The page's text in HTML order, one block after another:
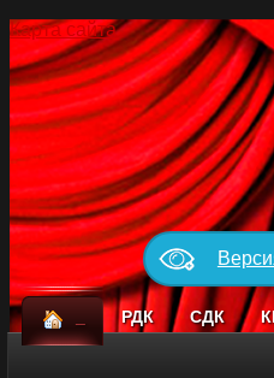
Карта сайта
РДК СДК